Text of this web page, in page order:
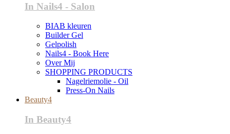
In Nails4 - Salon
BIAB kleuren
Builder Gel
Gelpolish
Nails4 - Book Here
Over Mij
SHOPPING PRODUCTS
Nagelriemolie - Oil
Press-On Nails
Beauty4
In Beauty4